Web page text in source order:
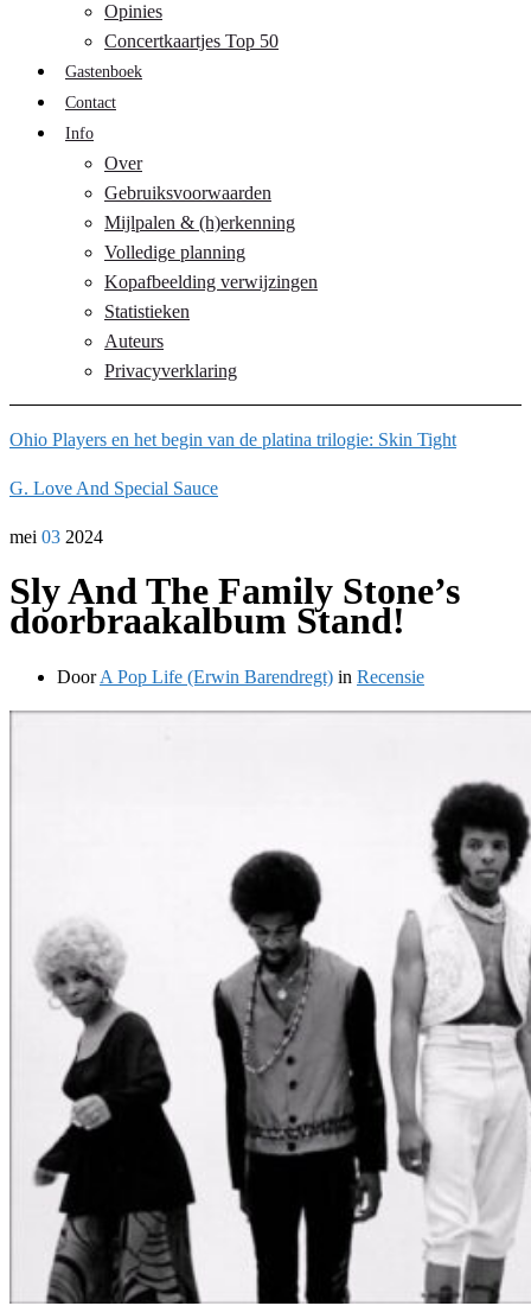
Opinies
Concertkaartjes Top 50
Gastenboek
Contact
Info
Over
Gebruiksvoorwaarden
Mijlpalen & (h)erkenning
Volledige planning
Kopafbeelding verwijzingen
Statistieken
Auteurs
Privacyverklaring
Ohio Players en het begin van de platina trilogie: Skin Tight
G. Love And Special Sauce
mei 03 2024
Sly And The Family Stone’s
doorbraakalbum Stand!
DoorA Pop Life (Erwin Barendregt) in Recensie